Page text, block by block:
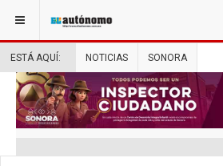
ESTÁ AQUÍ: NOTICIAS SONORA